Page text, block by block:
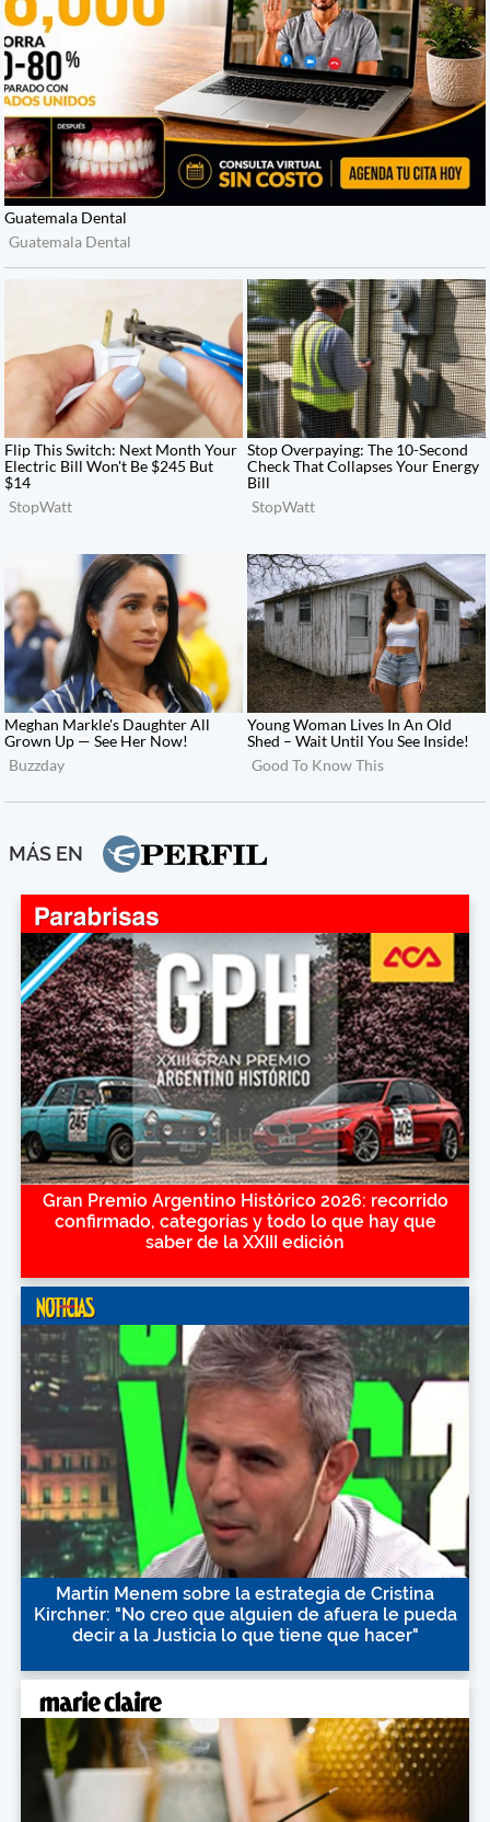
MÁS EN
Gran Premio Argentino Histórico 2026: recorrido
confirmado, categorías y todo lo que hay que
saber de la XXIII edición
Martín Menem sobre la estrategia de Cristina
Kirchner: "No creo que alguien de afuera le pueda
decir a la Justicia lo que tiene que hacer"